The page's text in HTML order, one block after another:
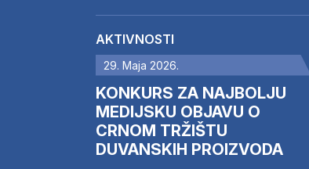
AKTIVNOSTI
29. Maja 2026.
KONKURS ZA NAJBOLJU
MEDIJSKU OBJAVU O
CRNOM TRŽIŠTU
DUVANSKIH PROIZVODA